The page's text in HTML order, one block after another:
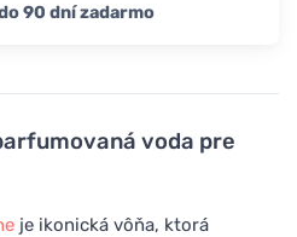
voda pre
je ikonická vôňa, ktorá
90 dní zadarmo